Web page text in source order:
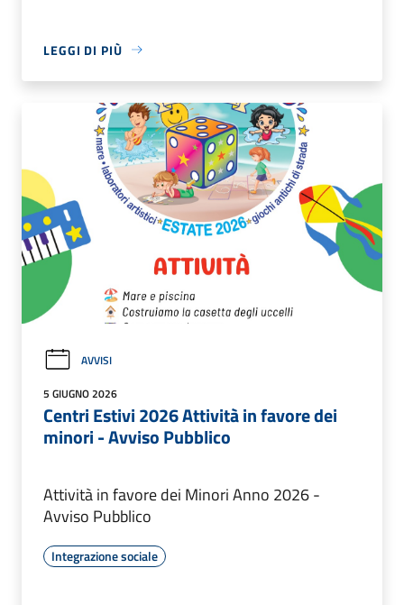
LEGGI DI PIÙ
AVVISI
5 GIUGNO 2026
Centri Estivi 2026 Attività in favore dei
minori - Avviso Pubblico
Attività in favore dei Minori Anno 2026 -
Avviso Pubblico
Integrazione sociale